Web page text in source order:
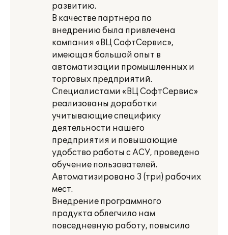
развитию.
В качестве партнера по
внедрению была привлечена
компания «ВЦ СофтСервис»,
имеющая большой опыт в
автоматизации промышленных и
торговых предприятий.
Специалистами «ВЦ СофтСервис»
реализованы доработки
учитывающие специфику
деятельности нашего
предприятия и повышающие
удобство работы с АСУ, проведено
обучение пользователей.
Автоматизировано 3 (три) рабочих
мест.
Внедрение программного
продукта облегчило нам
повседневную работу, повысило